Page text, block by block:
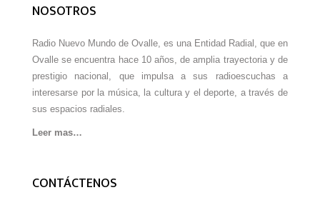
NOSOTROS
Radio Nuevo Mundo de Ovalle, es una Entidad Radial, que en
Ovalle se encuentra hace 10 años, de amplia trayectoria y de
prestigio nacional, que impulsa a sus radioescuchas a
interesarse por la música, la cultura y el deporte, a través de
sus espacios radiales.
Leer mas…
CONTÁCTENOS